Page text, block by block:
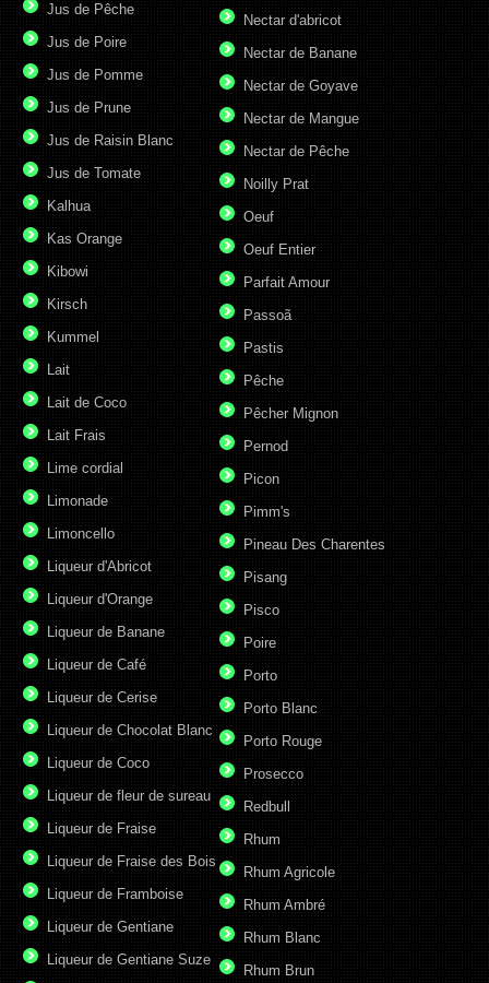
Jus de Pêche
Jus de Poire
Jus de Pomme
Jus de Prune
Jus de Raisin Blanc
Jus de Tomate
Kalhua
Kas Orange
Kibowi
Kirsch
Kummel
Lait
Lait de Coco
Lait Frais
Lime cordial
Limonade
Limoncello
Liqueur d'Abricot
Liqueur d'Orange
Liqueur de Banane
Liqueur de Café
Liqueur de Cerise
Liqueur de Chocolat Blanc
Liqueur de Coco
Liqueur de fleur de sureau
Liqueur de Fraise
Liqueur de Fraise des Bois
Liqueur de Framboise
Liqueur de Gentiane
Liqueur de Gentiane Suze
Nectar d'abricot
Nectar de Banane
Nectar de Goyave
Nectar de Mangue
Nectar de Pêche
Noilly Prat
Oeuf
Oeuf Entier
Parfait Amour
Passoã
Pastis
Pêche
Pêcher Mignon
Pernod
Picon
Pimm's
Pineau Des Charentes
Pisang
Pisco
Poire
Porto
Porto Blanc
Porto Rouge
Prosecco
Redbull
Rhum
Rhum Agricole
Rhum Ambré
Rhum Blanc
Rhum Brun